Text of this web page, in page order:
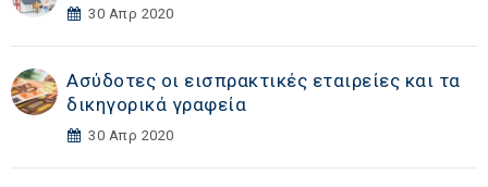
30 Απρ 2020
Ασύδοτες οι εισπρακτικές εταιρείες και τα
δικηγορικά γραφεία
30 Απρ 2020